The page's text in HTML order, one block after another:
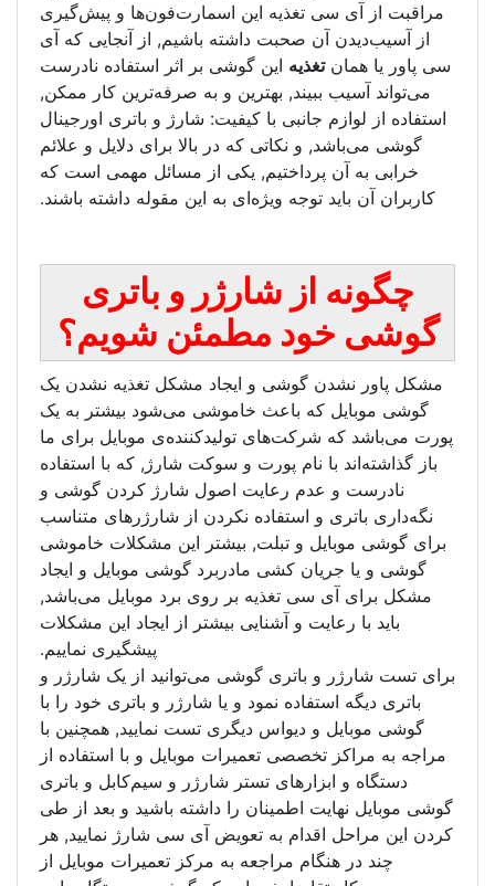
این اسمارت‌فون‌ها و پیش‌گیری
داشته باشیم, از آنجایی که آی
این گوشی بر اثر استفاده نادرست
بهترین و به صرفه‌ترین کار ممکن,
با کیفیت: شارژ و باتری اورجینال
که در بالا برای دلایل و علائم
یکی از مسائل مهمی است که
ویژه‌ای به این مقوله داشته باشند.
و باتری
مطمئن شویم؟
و ایجاد مشکل تغذیه نشدن یک
خاموشی می‌شود بیشتر به یک
تولید‌‌کننده‌ی موبایل برای ما
پورت و سوکت شارژ, که با استفاده
اصول شارژ کردن گوشی و
نکردن از شارژر‌های متناسب
بیشتر این مشکلات خاموشی
مادربرد گوشی موبایل و ایجاد
بر روی برد موبایل می‌باشد,
بیشتر از ایجاد این مشکلات
گوشی می‌توانید از یک شارژر و
نمود و یا شارژر و باتری خود را با
دیگری تست نمایید, همچنین با
موبایل و با استفاده از
تستر شارژر و سیم‌کابل و باتری
را داشته باشید و بعد از طی
تعویض آی سی شارژ نمایید, هر
به مرکز تعمیرات موبایل از